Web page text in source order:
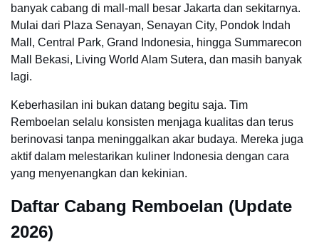
banyak cabang di mall-mall besar Jakarta dan sekitarnya.
Mulai dari Plaza Senayan, Senayan City, Pondok Indah
Mall, Central Park, Grand Indonesia, hingga Summarecon
Mall Bekasi, Living World Alam Sutera, dan masih banyak
lagi.
Keberhasilan ini bukan datang begitu saja. Tim
Remboelan selalu konsisten menjaga kualitas dan terus
berinovasi tanpa meninggalkan akar budaya. Mereka juga
aktif dalam melestarikan kuliner Indonesia dengan cara
yang menyenangkan dan kekinian.
Daftar Cabang Remboelan (Update
2026)